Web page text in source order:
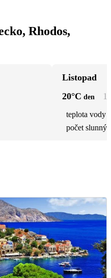
Rhodos,
Listopad
20°C den
teplota vody
počet